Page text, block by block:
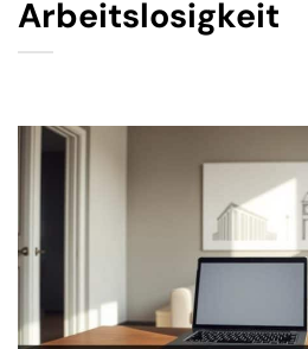
Arbeitslosigkeit